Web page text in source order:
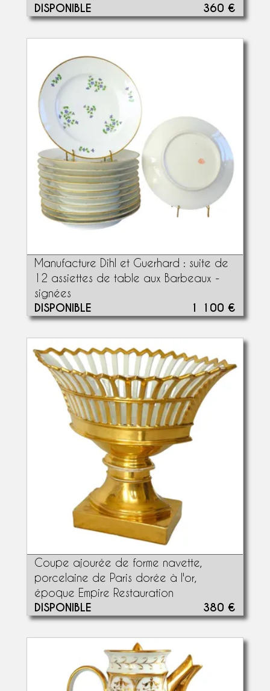
DISPONIBLE 360 €
Manufacture Dihl et Guerhard : suite de
12 assiettes de table aux Barbeaux -
signées
DISPONIBLE 1 100 €
Coupe ajourée de forme navette,
porcelaine de Paris dorée à l'or,
époque Empire Restauration
DISPONIBLE 380 €